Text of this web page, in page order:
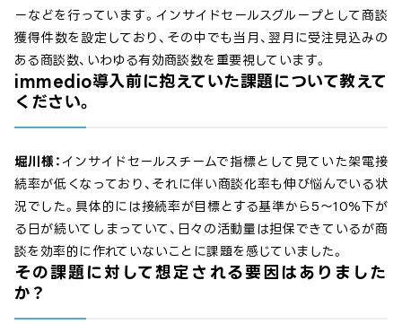
ーなどを行っています。インサイドセールスグループとして商談
獲得件数を設定しており、その中でも当月、翌月に受注見込みの
ある商談数、いわゆる有効商談数を重要視しています。
immedio導入前に抱えていた課題について教えて
ください。
堀川様： インサイドセールスチームで指標として見ていた架電接
続率が低くなっており、それに伴い商談化率も伸び悩んでいる状
況でした。具体的には接続率が目標とする基準から5〜10%下が
る日が続いてしまっていて、日々の活動量は担保できているが商
談を効率的に作れていないことに課題を感じていました。
その課題に対して想定される要因はありました
か？